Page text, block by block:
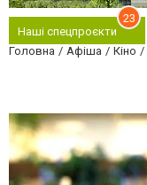
Наші спецпроєкти
23
Головна Афіша Кіно